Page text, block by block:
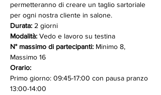
permetteranno di creare un taglio sartoriale
per ogni nostra cliente in salone.
Durata: 2 giorni
Modalità: Vedo e lavoro su testina
N° massimo di partecipanti: Minimo 8,
Massimo 16
Orario:
Primo giorno: 09:45-17:00 con pausa pranzo
13:00-14:00